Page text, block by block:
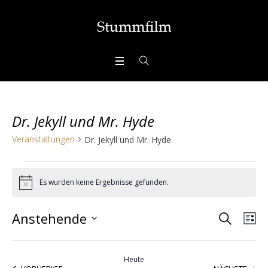
Dr. Jekyll und Mr. Hyde
Veranstaltungen Dr. Jekyll und Mr. Hyde
Veranstaltungen
HinweisEs wurden keine Ergebnisse gefunden.
Suche
SUCHE
Anstehende
Heute